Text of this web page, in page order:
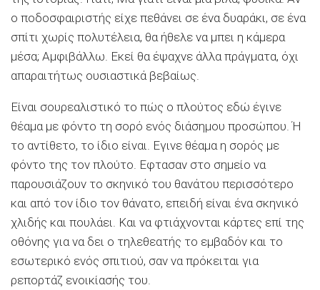
ο ποδοσφαιριστής είχε πεθάνει σε ένα δυαράκι, σε ένα
σπίτι χωρίς πολυτέλεια, θα ήθελε να μπει η κάμερα
μέσα; Αμφιβάλλω. Εκεί θα έψαχνε άλλα πράγματα, όχι
απαραιτήτως ουσιαστικά βεβαίως.
Είναι σουρεαλιστικό το πώς ο πλούτος εδώ έγινε
θέαμα με φόντο τη σορό ενός διάσημου προσώπου. Ή
το αντίθετο, το ίδιο είναι. Εγινε θέαμα η σορός με
φόντο της τον πλούτο. Εφτασαν στο σημείο να
παρουσιάζουν το σκηνικό του θανάτου περισσότερο
και από τον ίδιο τον θάνατο, επειδή είναι ένα σκηνικό
χλιδής και πουλάει. Και να φτιάχνονται κάρτες επί της
οθόνης για να δει ο τηλεθεατής το εμβαδόν και το
εσωτερικό ενός σπιτιού, σαν να πρόκειται για
ρεπορτάζ ενοικίασής του.